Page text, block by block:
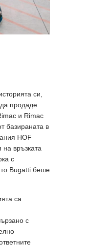
си,
продаде
и Rimac
базираната в
HOF
връзката
с
Bugatti беше
са
с